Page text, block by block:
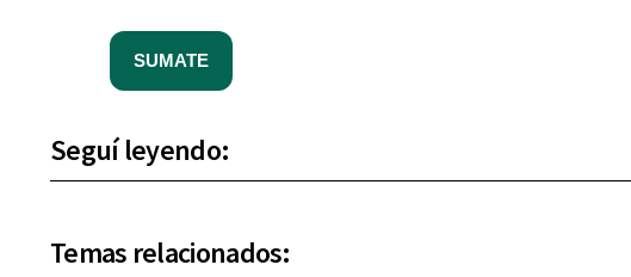
SUMATE
Seguí leyendo:
Temas relacionados: